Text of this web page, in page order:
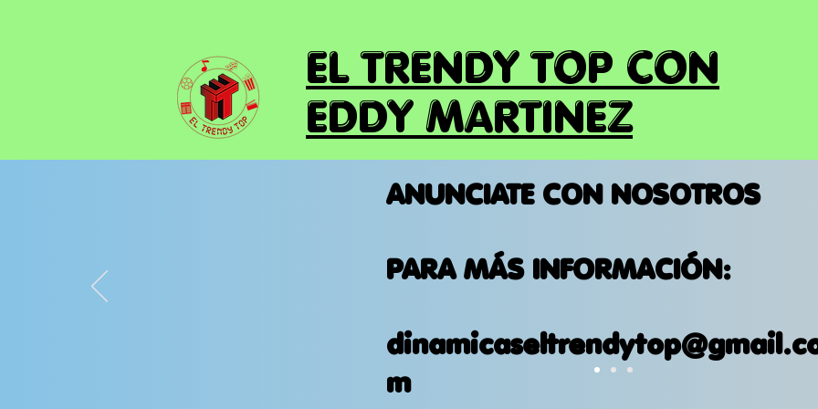
EL TRENDY TOP CON
EDDY MARTINEZ
ANUNCIATE CON NOSOTROS
PARA MÁS INFORMACIÓN:
m